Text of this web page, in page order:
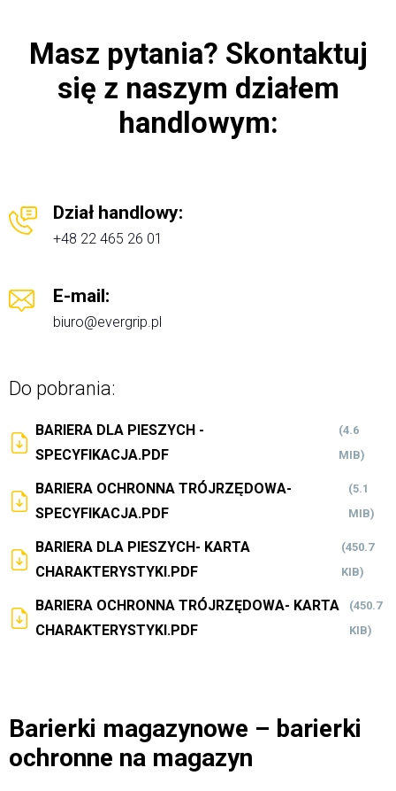
Masz pytania? Skontaktuj
się z naszym działem
handlowym:
Dział handlowy:
+48 22 465 26 01
E-mail:
biuro@evergrip.pl
Do pobrania:
BARIERA DLA PIESZYCH -
SPECYFIKACJA.PDF
(4.6
MIB)
BARIERA OCHRONNA TRÓJRZĘDOWA-
SPECYFIKACJA.PDF
(5.1
MIB)
BARIERA DLA PIESZYCH- KARTA
CHARAKTERYSTYKI.PDF
(450.7
KIB)
BARIERA OCHRONNA TRÓJRZĘDOWA- KARTA
CHARAKTERYSTYKI.PDF
(450.7
KIB)
Barierki magazynowe – barierki
ochronne na magazyn